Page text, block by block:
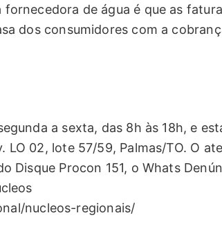
de água é que as
dos consumidores com a
a sexta, das 8h às 18h, e
LO 02, lote 57/59, Palmas/TO. O
Disque Procon 151, o Whats
nucleos-regionais/